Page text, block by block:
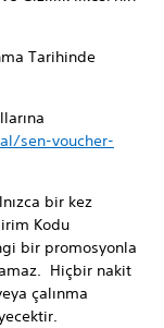
Tarihinde
sen-voucher-
bir kez
Kodu
bir promosyonla
Hiçbir nakit
çalınma